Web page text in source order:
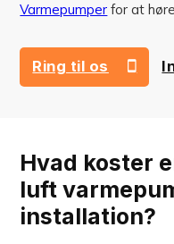
Varmepumper for at
Ring til os
Hvad koster
luft
installation?